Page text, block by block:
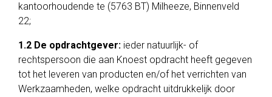
kantoorhoudende te (5763 BT) Milheeze, Binnenveld
22;
1.2 De opdrachtgever: ieder natuurlijk- of
rechtspersoon die aan Knoest opdracht heeft gegeven
tot het leveren van producten en/of het verrichten van
Werkzaamheden, welke opdracht uitdrukkelijk door